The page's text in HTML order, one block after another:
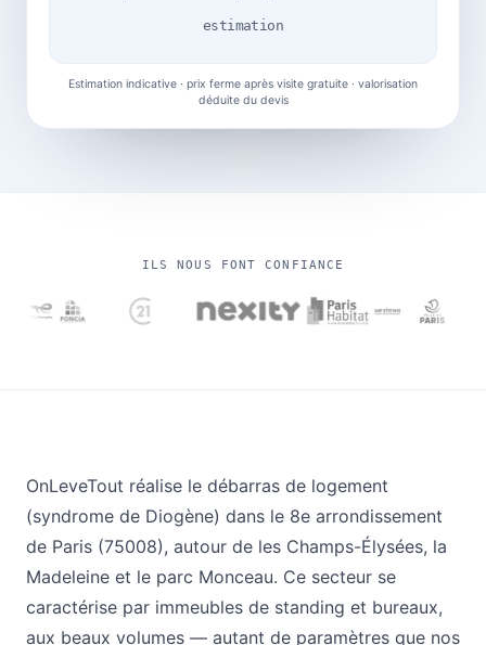
estimation
Estimation indicative · prix ferme après visite gratuite · valorisation
déduite du devis
ILS NOUS FONT CONFIANCE
OnLeveTout réalise le débarras de logement
(syndrome de Diogène) dans le 8e arrondissement
de Paris (75008), autour de les Champs-Élysées, la
Madeleine et le parc Monceau. Ce secteur se
caractérise par immeubles de standing et bureaux,
aux beaux volumes — autant de paramètres que nos